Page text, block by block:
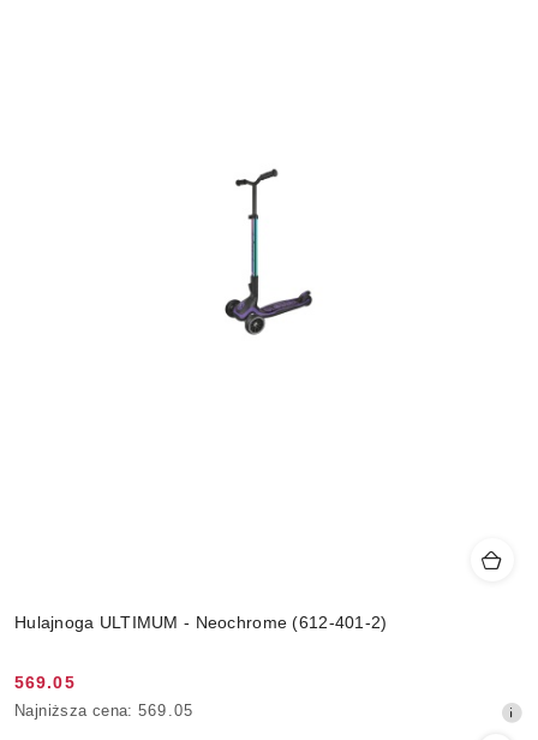
Hulajnoga ULTIMUM - Neochrome (612-401-2)
promocyjna:
569.05
Najniższa
Najniższa cena: 569.05